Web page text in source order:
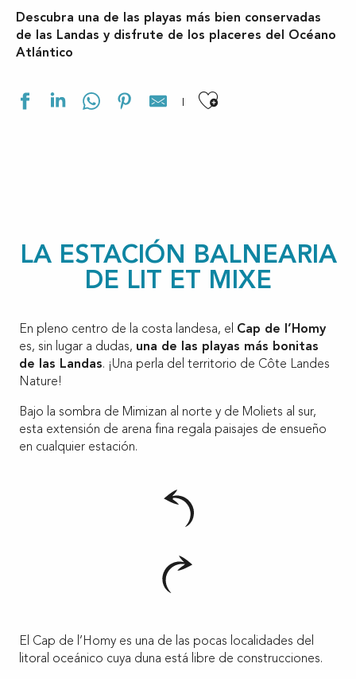
Descubra una de las playas más bien conservadas
de las Landas y disfrute de los placeres del Océano
Atlántico
Ajouter aux
LA ESTACIÓN BALNEARIA
DE LIT ET MIXE
En pleno centro de la costa landesa, el Cap de l’Homy
es, sin lugar a dudas, una de las playas más bonitas
de las Landas. ¡Una perla del territorio de Côte Landes
Nature!
Bajo la sombra de Mimizan al norte y de Moliets al sur,
esta extensión de arena fina regala paisajes de ensueño
en cualquier estación.
El Cap de l’Homy es una de las pocas localidades del
litoral oceánico cuya duna está libre de construcciones.